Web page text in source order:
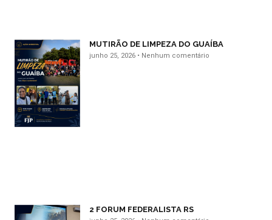
MUTIRÃO DE LIMPEZA DO GUAÍBA
junho 25, 2026 Nenhum comentário
2 FORUM FEDERALISTA RS